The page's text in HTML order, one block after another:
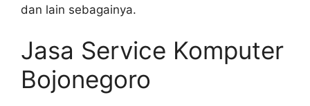
dan lain sebagainya.
Jasa Service Komputer
Bojonegoro